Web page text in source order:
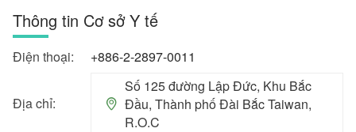
Thông tin Cơ sở Y tế
Điện thoại: +886-2-2897-0011
Địa chỉ:
Số 125 đường Lập Đức, Khu Bắc
Đầu, Thành phố Đài Bắc Taiwan,
R.O.C